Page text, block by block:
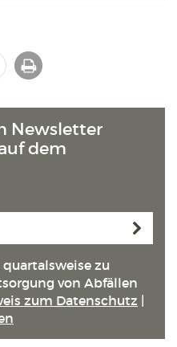
Newsletter
dem
zu
von Abfällen
zum Datenschutz